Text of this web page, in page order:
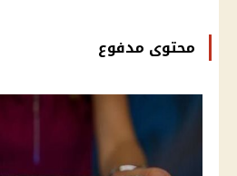
محتوى مدفوع